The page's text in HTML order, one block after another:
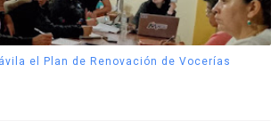
el Plan de Renovación de Vocerías